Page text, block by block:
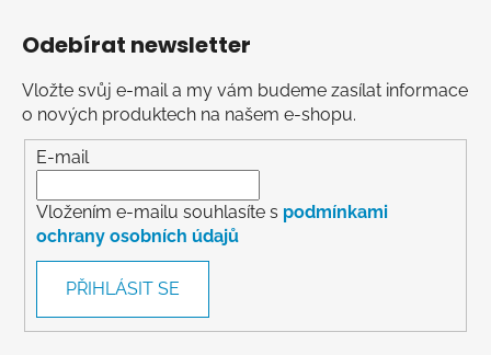
Odebírat newsletter
Vložte svůj e-mail a my vám budeme zasílat informace
o nových produktech na našem e-shopu.
E-mail
Vložením e-mailu souhlasíte s podmínkami
ochrany osobních údajů
PŘIHLÁSIT SE